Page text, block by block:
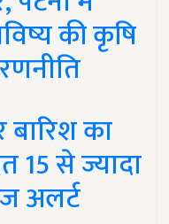
की कृषि
का
15 से ज्यादा
अलर्ट